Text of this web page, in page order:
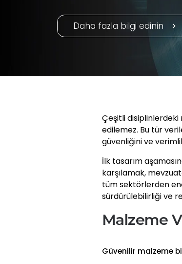
Daha fazla bilgi edinin chevron_right
Çeşitli disiplinlerdeki
edilemez. Bu tür
güvenliğini ve
İlk tasarım
karşılamak,
tüm sektörlerden
sürdürülebilirliği ve
Malzeme
Güvenilir malzeme